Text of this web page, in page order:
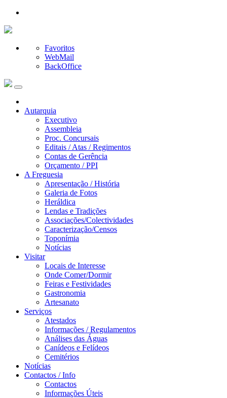
Favoritos
WebMail
BackOffice
Autarquia
Executivo
Assembleia
Proc. Concursais
Editais / Atas / Regimentos
Contas de Gerência
Orçamento / PPI
A Freguesia
Apresentação / História
Galeria de Fotos
Heráldica
Lendas e Tradições
Associações/Colectividades
Caracterização/Censos
Toponímia
Notícias
Visitar
Locais de Interesse
Onde Comer/Dormir
Feiras e Festividades
Gastronomia
Artesanato
Serviços
Atestados
Informações / Regulamentos
Análises das Águas
Canídeos e Felídeos
Cemitérios
Notícias
Contactos / Info
Contactos
Informações Úteis